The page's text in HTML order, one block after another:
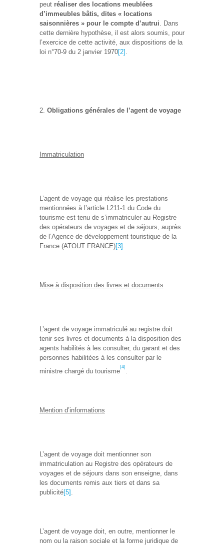
peut réaliser des locations meublées
d’immeubles bâtis, dites « locations
saisonnières » pour le compte d’autrui. Dans
cette dernière hypothèse, il est alors soumis, pour
l’exercice de cette activité, aux dispositions de la
loi n°70-9 du 2 janvier 1970[2] .
Obligations générales de l’agent de voyage
Immatriculation
L’agent de voyage qui réalise les prestations
mentionnées à l’article L211-1 du Code du
tourisme est tenu de s’immatriculer au Registre
des opérateurs de voyages et de séjours, auprès
de l’Agence de développement touristique de la
France (ATOUT FRANCE)[3] .
Mise à disposition des livres et documents
L’agent de voyage immatriculé au registre doit
tenir ses livres et documents à la disposition des
agents habilités à les consulter, du garant et des
personnes habilitées à les consulter par le
ministre chargé du tourisme
[4]
Mention d’informations
L’agent de voyage doit mentionner son
immatriculation au Registre des opérateurs de
voyages et de séjours dans son enseigne, dans
les documents remis aux tiers et dans sa
publicité[5]
L’agent de voyage doit, en outre, mentionner le
nom ou la raison sociale et la forme juridique de